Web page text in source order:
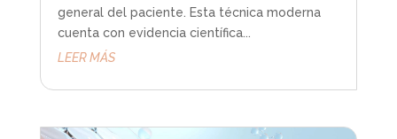
general del paciente. Esta técnica moderna
cuenta con evidencia científica...
LEER MÁS